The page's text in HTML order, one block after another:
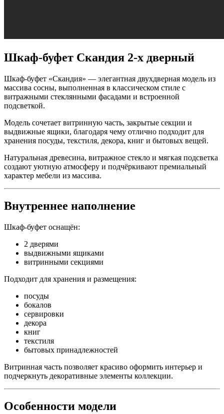
Шкаф-буфет Скандия 2-х дверный
Шкаф-буфет «Скандия» — элегантная двухдверная модель из
массива сосны, выполненная в классическом стиле с
витражными стеклянными фасадами и встроенной
подсветкой.
Модель сочетает витринную часть, закрытые секции и
выдвижные ящики, благодаря чему отлично подходит для
хранения посуды, текстиля, декора, книг и бытовых вещей.
Натуральная древесина, витражное стекло и мягкая подсветка
создают уютную атмосферу и подчёркивают премиальный
характер мебели из массива.
Внутреннее наполнение
Шкаф-буфет оснащён:
2 дверями
выдвижными ящиками
витринными секциями
Подходит для хранения и размещения:
посуды
бокалов
сервировки
декора
книг
текстиля
бытовых принадлежностей
Витринная часть позволяет красиво оформить интерьер и
подчеркнуть декоративные элементы коллекции.
Особенности модели